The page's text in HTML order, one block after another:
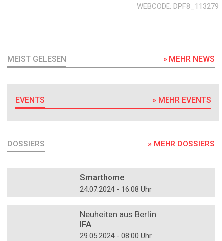
WEBCODE DPF8_113279
MEIST GELESEN » MEHR NEWS
EVENTS » MEHR EVENTS
DOSSIERS » MEHR DOSSIERS
Smarthome
24.07.2024 - 16:08 Uhr
Neuheiten aus Berlin
IFA
29.05.2024 - 08:00 Uhr